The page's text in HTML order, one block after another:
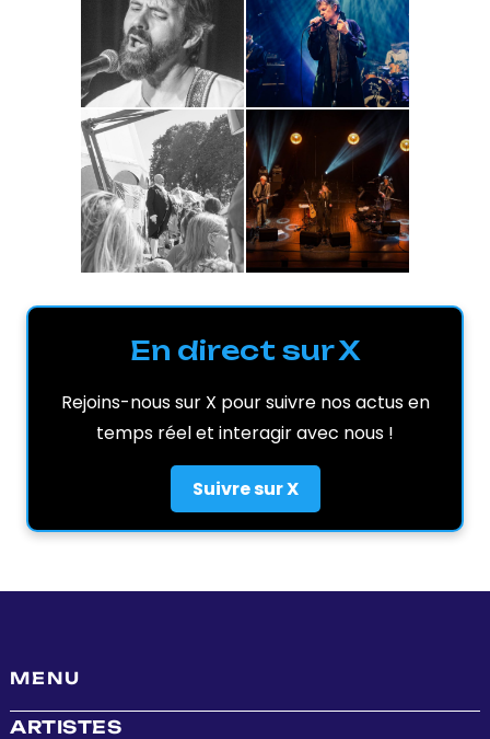
En direct sur X
Rejoins-nous sur X pour suivre nos actus en
temps réel et interagir avec nous !
Suivre sur X
MENU
ARTISTES